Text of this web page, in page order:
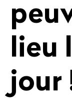
lieu
jour